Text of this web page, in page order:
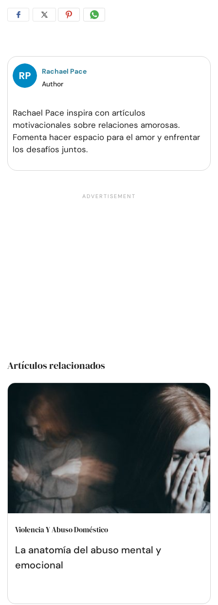
CompartirCompartirCompartirCompartir
Rachael Pace
Author
Rachael Pace inspira con artículos
motivacionales sobre relaciones amorosas.
Fomenta hacer espacio para el amor y enfrentar
los desafíos juntos.
Artículos relacionados
Violencia Y Abuso Doméstico
La anatomía del abuso mental y
emocional